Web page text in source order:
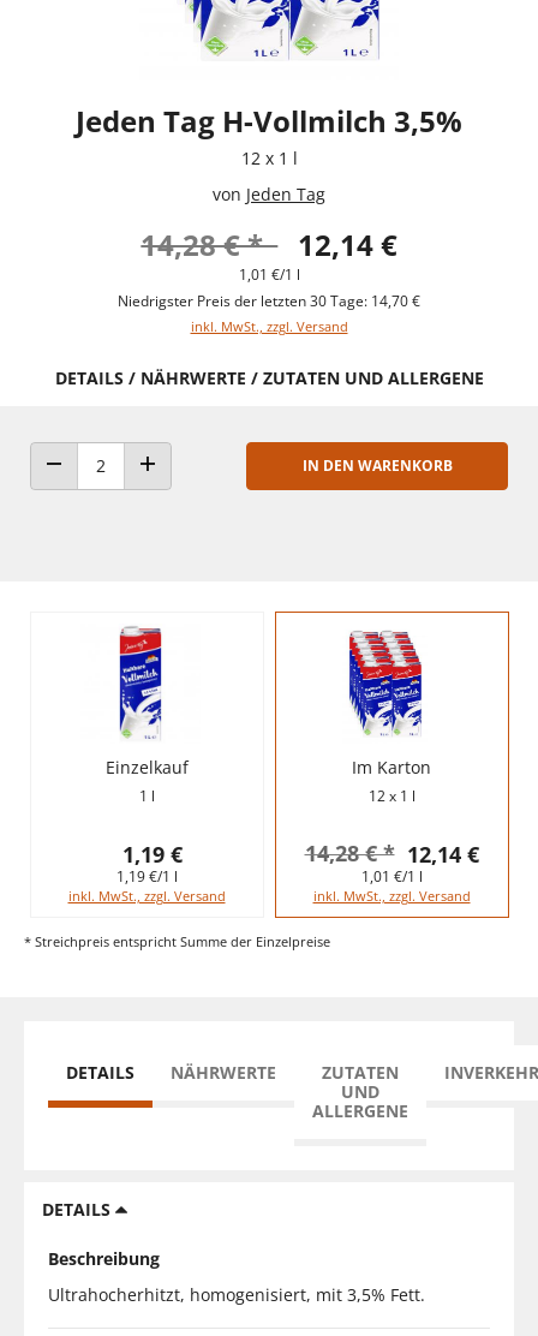
Jeden Tag H-Vollmilch 3,5%
12 x 1 l
von Jeden Tag
14,28 € * 12,14 €
1,01 €/1 l
Niedrigster Preis der letzten 30 Tage: 14,70 €
inkl. MwSt., zzgl. Versand
DETAILS / NÄHRWERTE / ZUTATEN UND ALLERGENE
ANZAHL VERRINGERNANZAHL ERHÖHEN
IN DEN WARENKORB
Einzelkauf
1 l
1,19 €
1,19 €/1 l
inkl. MwSt., zzgl. Versand
Im Karton
12 x 1 l
12,14 €
14,28 € *
1,01 €/1 l
inkl. MwSt., zzgl. Versand
* Streichpreis entspricht Summe der Einzelpreise
DETAILS NÄHRWERTE
ZUTATEN
UND
ALLERGENE
DETAILS
Beschreibung
Ultrahocherhitzt, homogenisiert, mit 3,5% Fett.